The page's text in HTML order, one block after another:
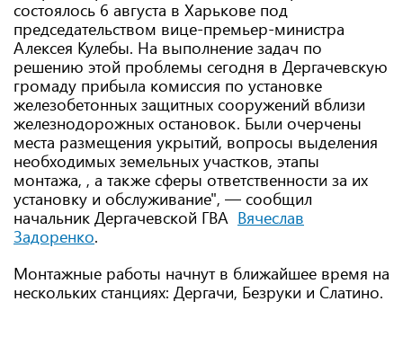
состоялось 6 августа в Харькове под
председательством вице-премьер-министра
Алексея Кулебы. На выполнение задач по
решению этой проблемы сегодня в Дергачевскую
громаду прибыла комиссия по установке
железобетонных защитных сооружений вблизи
железнодорожных остановок. Были очерчены
места размещения укрытий, вопросы выделения
необходимых земельных участков, этапы
монтажа, , а также сферы ответственности за их
установку и обслуживание", — сообщил
начальник Дергачевской ГВА Вячеслав
Задоренко.
Монтажные работы начнут в ближайшее время на
нескольких станциях: Дергачи, Безруки и Слатино.